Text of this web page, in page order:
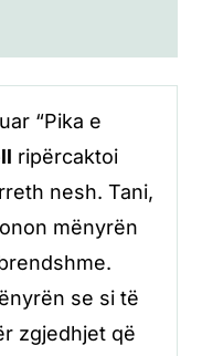
“Pika e
ripërcaktoi
nesh. Tani,
mënyrën
se si të
zgjedhjet që